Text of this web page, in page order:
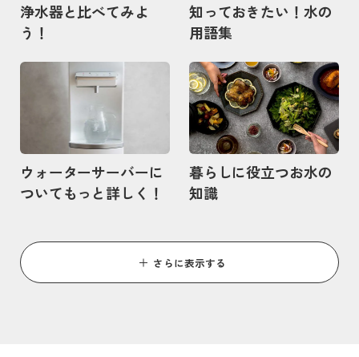
浄水器と比べてみよ
う！
知っておきたい！水の
用語集
ウォーターサーバーに
ついてもっと詳しく！
記事を読む
暮らしに役立つお水の
知識
記事を読む
さらに表示する